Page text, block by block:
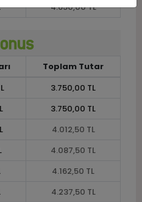
4.650,00 TL
Toplam Tutar
3.750,00 TL
3.750,00 TL
4.012,50 TL
4.087,50 TL
4.162,50 TL
4.237,50 TL